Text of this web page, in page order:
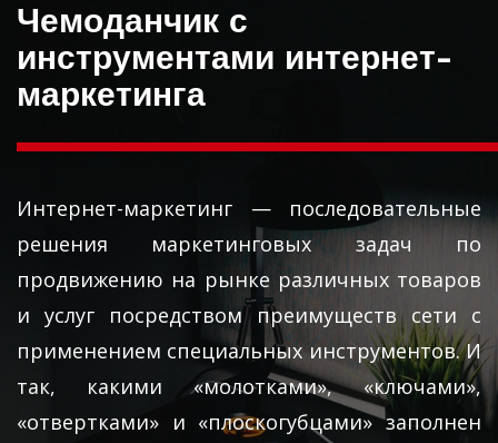
Чемоданчик с
инструментами интернет-
маркетинга
Интернет-маркетинг — последовательные
решения маркетинговых задач по
продвижению на рынке различных товаров
и услуг посредством преимуществ сети с
применением специальных инструментов. И
так, какими «молотками», «ключами»,
«отвертками» и «плоскогубцами» заполнен